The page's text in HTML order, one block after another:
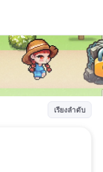
เรียงลำดับ